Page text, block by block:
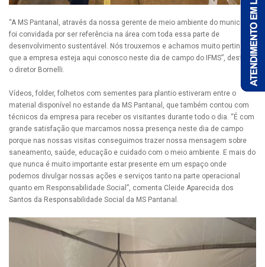
“A MS Pantanal, através da nossa gerente de meio ambiente do município,
foi convidada por ser referência na área com toda essa parte de
desenvolvimento sustentável. Nós trouxemos e achamos muito pertinente
que a empresa esteja aqui conosco neste dia de campo do IFMS”, destaca
o diretor Bornelli.
Vídeos, folder, folhetos com sementes para plantio estiveram entre o
material disponível no estande da MS Pantanal, que também contou com
técnicos da empresa para receber os visitantes durante todo o dia. “É com
grande satisfação que marcamos nossa presença neste dia de campo
porque nas nossas visitas conseguimos trazer nossa mensagem sobre
saneamento, saúde, educação e cuidado com o meio ambiente. E mais do
que nunca é muito importante estar presente em um espaço onde
podemos divulgar nossas ações e serviços tanto na parte operacional
quanto em Responsabilidade Social”, comenta Cleide Aparecida dos
Santos da Responsabilidade Social da MS Pantanal.